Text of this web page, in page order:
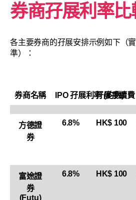
券商孖展利率比
各主要券商的孖展安排示例如下（
準）：
券商名稱 IPO 孖展利率 (約數)
孖展手續
方德證
券
6.8% HK$ 100
富途證
券
(Futu)
6.8% HK$ 100